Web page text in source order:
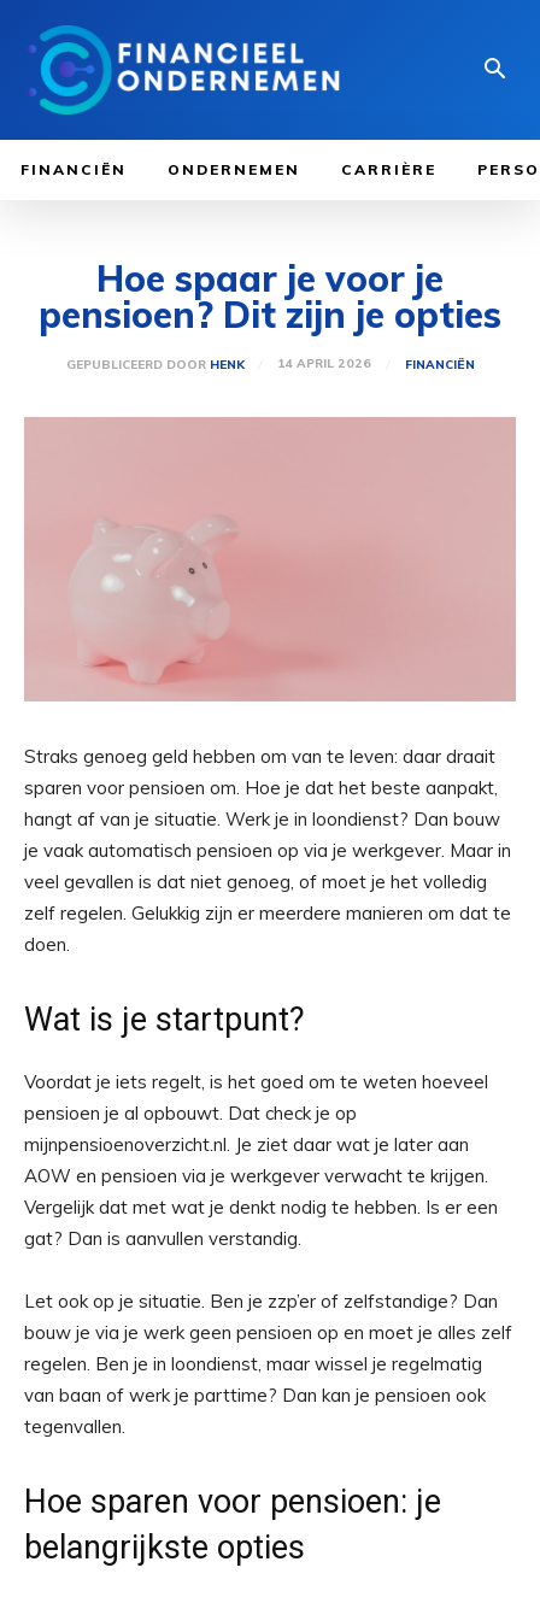
FINANCIËN ONDERNEMEN CARRIÈRE
Hoe spaar je voor je
pensioen? Dit zijn je opties
GEPUBLICEERD DOOR HENK 14 APRIL 2026 FINANCIËN
Straks genoeg geld hebben om van te leven: daar draait
sparen voor pensioen om. Hoe je dat het beste aanpakt,
hangt af van je situatie. Werk je in loondienst? Dan bouw
je vaak automatisch pensioen op via je werkgever. Maar in
veel gevallen is dat niet genoeg, of moet je het volledig
zelf regelen. Gelukkig zijn er meerdere manieren om dat te
doen.
Wat is je startpunt?
Voordat je iets regelt, is het goed om te weten hoeveel
pensioen je al opbouwt. Dat check je op
mijnpensioenoverzicht.nl. Je ziet daar wat je later aan
AOW en pensioen via je werkgever verwacht te krijgen.
Vergelijk dat met wat je denkt nodig te hebben. Is er een
gat? Dan is aanvullen verstandig.
Let ook op je situatie. Ben je zzp’er of zelfstandige? Dan
bouw je via je werk geen pensioen op en moet je alles zelf
regelen. Ben je in loondienst, maar wissel je regelmatig
van baan of werk je parttime? Dan kan je pensioen ook
tegenvallen.
Hoe sparen voor pensioen: je
belangrijkste opties